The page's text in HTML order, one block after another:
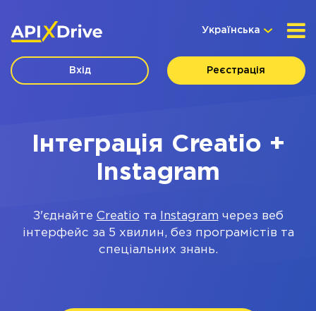
Українська
Вхід Реєстрація
Інтеграція Creatio +
Instagram
З'єднайте Creatio та Instagram через веб
інтерфейс за 5 хвилин, без програмістів та
спеціальних знань.